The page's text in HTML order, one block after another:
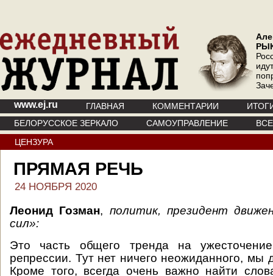
www.ej.ru ГЛАВНАЯ КОММЕНТАРИИ
БЕЛОРУССКОЕ ЗЕРКАЛО
САМОУПРАВЛЕНИЕ
ЦЕНЗУРА
ПРЯМАЯ РЕЧЬ
24 НОЯБРЯ 2020
Леонид Гозман, политик, президент
сил»:
Это часть общего тренда на
репрессии. Тут нет ничего неожиданного, мы
Кроме того, всегда очень важно найти